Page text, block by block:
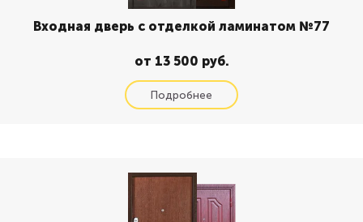
Входная дверь с отделкой ламинатом №77
от 13 500 руб.